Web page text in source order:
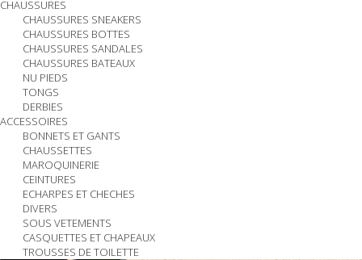
CHAUSSURES
CHAUSSURES SNEAKERS
CHAUSSURES BOTTES
CHAUSSURES SANDALES
CHAUSSURES BATEAUX
NU PIEDS
TONGS
DERBIES
ACCESSOIRES
BONNETS ET GANTS
CHAUSSETTES
MAROQUINERIE
CEINTURES
ECHARPES ET CHECHES
DIVERS
SOUS VETEMENTS
CASQUETTES ET CHAPEAUX
TROUSSES DE TOILETTE